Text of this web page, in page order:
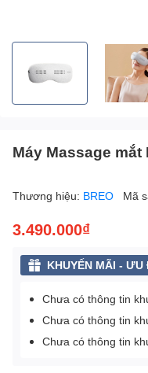
Máy Massage mắt
Thương hiệu: BREO Mã
3.490.000₫
KHUYẾN MÃI - ƯU
Chưa có thông tin
Chưa có thông tin
Chưa có thông tin